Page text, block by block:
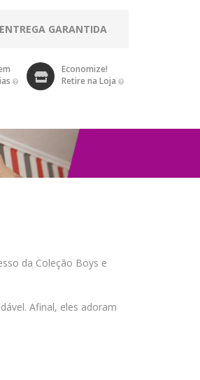
ENTREGA GARANTIDA
Economize!
Retire na Loja
da Coleção Boys e
Afinal, eles adoram